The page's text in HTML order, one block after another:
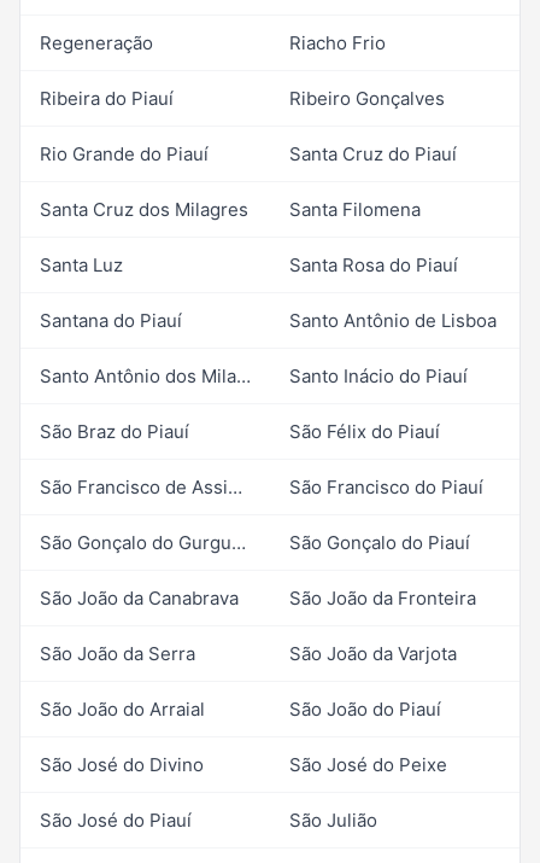
Regeneração Riacho Frio
Ribeira do Piauí Ribeiro Gonçalves
Rio Grande do Piauí Santa Cruz do Piauí
Santa Cruz dos Milagres Santa Filomena
Santa Luz Santa Rosa do Piauí
Santana do Piauí Santo Antônio de Lisboa
Santo Antônio dos Milagres Santo Inácio do Piauí
São Braz do Piauí São Félix do Piauí
São Francisco de Assis do Piauí São Francisco do Piauí
São Gonçalo do Gurguéia São Gonçalo do Piauí
São João da Canabrava São João da Fronteira
São João da Serra São João da Varjota
São João do Arraial São João do Piauí
São José do Divino São José do Peixe
São José do Piauí São Julião